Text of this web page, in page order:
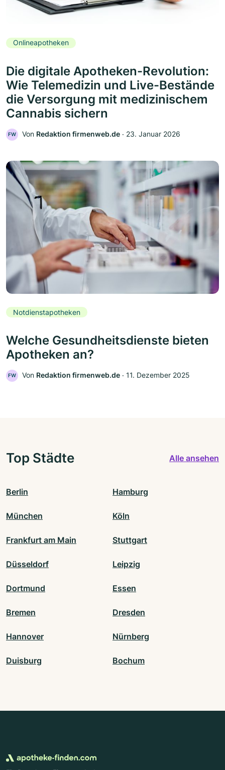
Onlineapotheken
Die digitale Apotheken-Revolution:
Wie Telemedizin und Live-Bestände
die Versorgung mit medizinischem
Cannabis sichern
FW Von Redaktion firmenweb.de ‧ 23. Januar 2026
Notdienstapotheken
Welche Gesundheitsdienste bieten
Apotheken an?
FW Von Redaktion firmenweb.de ‧ 11. Dezember 2025
Top Städte Alle ansehen
Berlin Hamburg
München Köln
Frankfurt am Main Stuttgart
Düsseldorf Leipzig
Dortmund Essen
Bremen Dresden
Hannover Nürnberg
Duisburg Bochum